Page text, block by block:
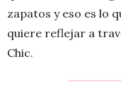
zapatos y eso es lo
quiere reflejar a
Chic.